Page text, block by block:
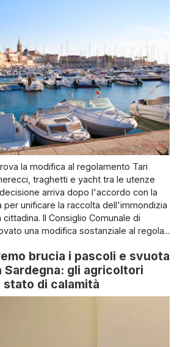
la modifica al regolamento Tari
traghetti e yacht tra le utenze
arriva dopo l'accordo con la
per unificare la raccolta dell'immondizia
Il Consiglio Comunale di
una modifica sostanziale al regola...
brucia i pascoli e svuota
Sardegna: gli agricoltori
stato di calamità